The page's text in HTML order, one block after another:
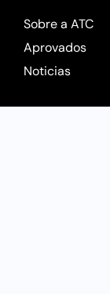
Sobre a ATC
Aprovados
Noticias